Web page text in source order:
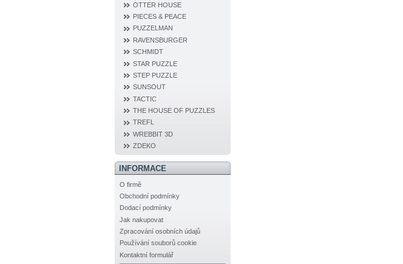
OTTER HOUSE
PIECES & PEACE
PUZZELMAN
RAVENSBURGER
SCHMIDT
STAR PUZZLE
STEP PUZZLE
SUNSOUT
TACTIC
THE HOUSE OF PUZZLES
TREFL
WREBBIT 3D
ZDEKO
INFORMACE
O firmě
Obchodní podmínky
Dodací podmínky
Jak nakupovat
Zpracování osobních údajů
Používání souborů cookie
Kontaktní formulář